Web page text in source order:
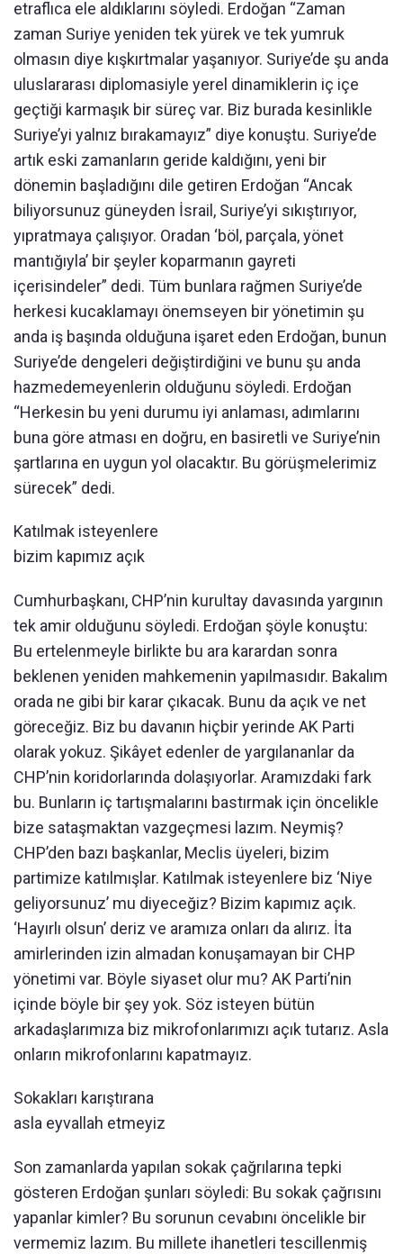
etraflıca ele aldıklarını söyledi. Erdoğan “Zaman
zaman Suriye yeniden tek yürek ve tek yumruk
olmasın diye kışkırtmalar yaşanıyor. Suriye’de şu anda
uluslararası diplomasiyle yerel dinamiklerin iç içe
geçtiği karmaşık bir süreç var. Biz burada kesinlikle
Suriye’yi yalnız bırakamayız” diye konuştu. Suriye’de
artık eski zamanların geride kaldığını, yeni bir
dönemin başladığını dile getiren Erdoğan “Ancak
biliyorsunuz güneyden İsrail, Suriye’yi sıkıştırıyor,
yıpratmaya çalışıyor. Oradan ‘böl, parçala, yönet
mantığıyla’ bir şeyler koparmanın gayreti
içerisindeler” dedi. Tüm bunlara rağmen Suriye’de
herkesi kucaklamayı önemseyen bir yönetimin şu
anda iş başında olduğuna işaret eden Erdoğan, bunun
Suriye’de dengeleri değiştirdiğini ve bunu şu anda
hazmedemeyenlerin olduğunu söyledi. Erdoğan
“Herkesin bu yeni durumu iyi anlaması, adımlarını
buna göre atması en doğru, en basiretli ve Suriye’nin
şartlarına en uygun yol olacaktır. Bu görüşmelerimiz
sürecek” dedi.
Katılmak isteyenlere
bizim kapımız açık
Cumhurbaşkanı, CHP’nin kurultay davasında yargının
tek amir olduğunu söyledi. Erdoğan şöyle konuştu:
Bu ertelenmeyle birlikte bu ara karardan sonra
beklenen yeniden mahkemenin yapılmasıdır. Bakalım
orada ne gibi bir karar çıkacak. Bunu da açık ve net
göreceğiz. Biz bu davanın hiçbir yerinde AK Parti
olarak yokuz. Şikâyet edenler de yargılananlar da
CHP’nin koridorlarında dolaşıyorlar. Aramızdaki fark
bu. Bunların iç tartışmalarını bastırmak için öncelikle
bize sataşmaktan vazgeçmesi lazım. Neymiş?
CHP’den bazı başkanlar, Meclis üyeleri, bizim
partimize katılmışlar. Katılmak isteyenlere biz ‘Niye
geliyorsunuz’ mu diyeceğiz? Bizim kapımız açık.
‘Hayırlı olsun’ deriz ve aramıza onları da alırız. İta
amirlerinden izin almadan konuşamayan bir CHP
yönetimi var. Böyle siyaset olur mu? AK Parti’nin
içinde böyle bir şey yok. Söz isteyen bütün
arkadaşlarımıza biz mikrofonlarımızı açık tutarız. Asla
onların mikrofonlarını kapatmayız.
Sokakları karıştırana
asla eyvallah etmeyiz
Son zamanlarda yapılan sokak çağrılarına tepki
gösteren Erdoğan şunları söyledi: Bu sokak çağrısını
yapanlar kimler? Bu sorunun cevabını öncelikle bir
vermemiz lazım. Bu millete ihanetleri tescillenmiş